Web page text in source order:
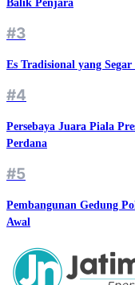
Balik Penjara
#3
Es Tradisional yang
#4
Persebaya Juara Piala
Perdana
#5
Pembangunan Gedung
Awal